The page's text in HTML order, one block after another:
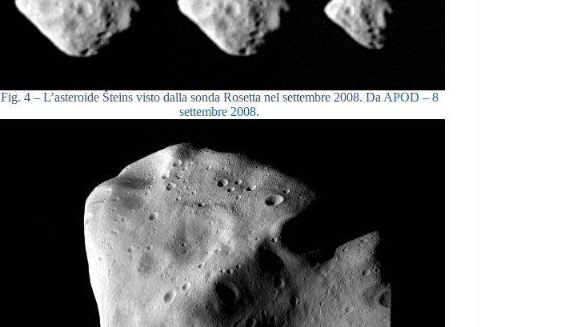
Fig. 4 – L’asteroide Šteins visto dalla sonda Rosetta nel settembre 2008. Da APOD – 8
settembre 2008.